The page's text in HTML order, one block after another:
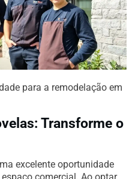
para a remodelação em
Transforme o
excelente oportunidade